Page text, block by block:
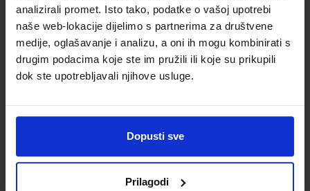
analizirali promet. Isto tako, podatke o vašoj upotrebi
naše web-lokacije dijelimo s partnerima za društvene
medije, oglašavanje i analizu, a oni ih mogu kombinirati s
drugim podacima koje ste im pružili ili koje su prikupili
dok ste upotrebljavali njihove usluge.
Dopusti sve
Prilagodi
65,80 €